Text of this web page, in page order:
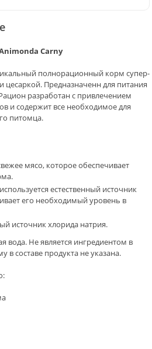
Carny
полнорационный корм супер-
цесаркой. Предназначенн для питания
разработан с привлечением
и содержит все необходимое для
питомца.
мясо, которое обеспечивает
естественный источник
его необходимый уровень в
источник хлорида натрия.
вода. Не является ингредиентом в
в составе продукта не указана.